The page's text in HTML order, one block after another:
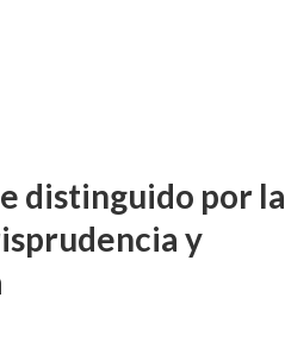
distinguido por la
y